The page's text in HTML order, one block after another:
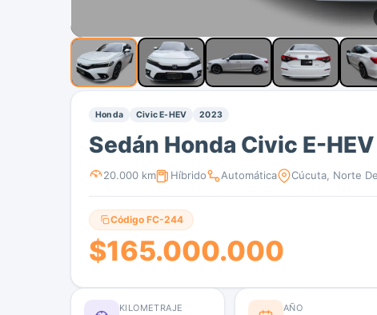
Honda Civic E-HEV 2023
Sedán Honda Civic E-
20.000 km Híbrido Automática Cúcuta, Norte
Código FC-244
$165.000.000
KILOMETRAJE AÑO